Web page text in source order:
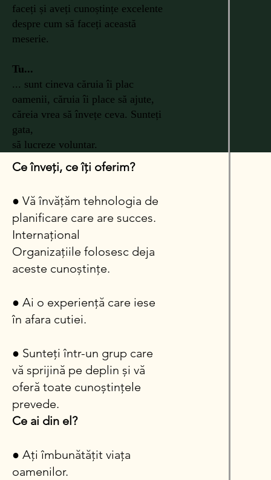
faceți și aveți cunoștințe excelente
despre cum să faceți această
meserie.
Tu...
... sunt cineva căruia îi plac
oamenii, căruia îi place să ajute,
căreia vrea să învețe ceva. Sunteți
gata,
să lucreze voluntar.
Ce înveți, ce îți oferim?
● Vă învățăm tehnologia de
planificare care are succes.
Internaţional
Organizațiile folosesc deja
aceste cunoștințe.
● Ai o experiență care iese
în afara cutiei.
● Sunteți într-un grup care
vă sprijină pe deplin și vă
oferă toate cunoștințele
prevede.
Ce ai din el?
● Ați îmbunătățit viața
oamenilor.